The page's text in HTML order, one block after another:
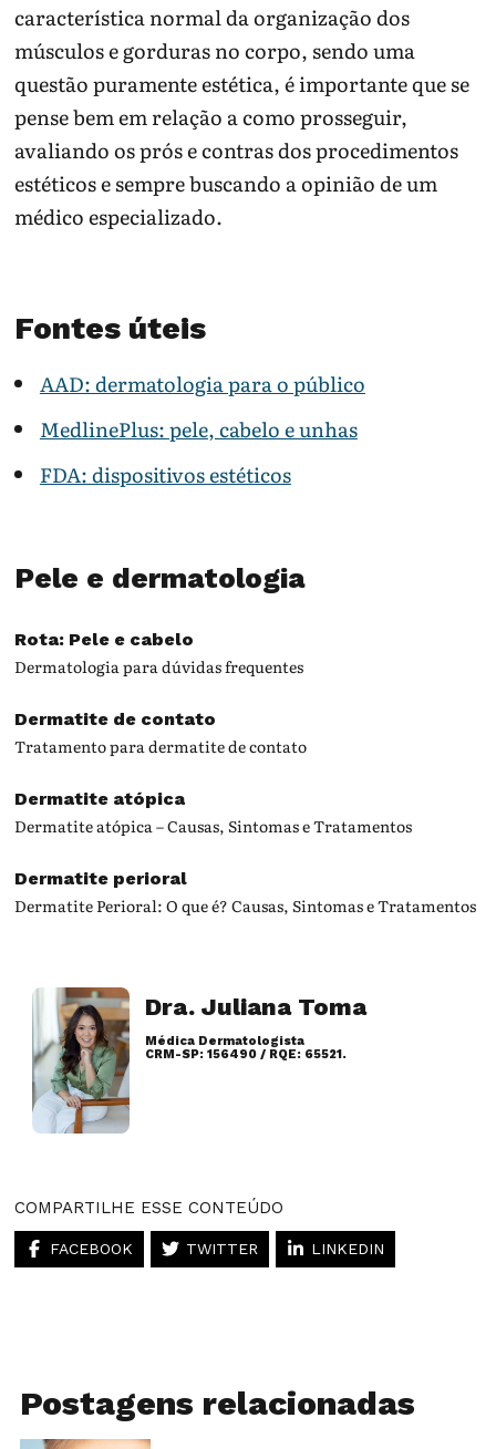
característica normal da organização dos
músculos e gorduras no corpo, sendo uma
questão puramente estética, é importante que se
pense bem em relação a como prosseguir,
avaliando os prós e contras dos procedimentos
estéticos e sempre buscando a opinião de um
médico especializado.
Fontes úteis
AAD: dermatologia para o público
MedlinePlus: pele, cabelo e unhas
FDA: dispositivos estéticos
Pele e dermatologia
Rota: Pele e cabelo
Dermatologia para dúvidas frequentes
Dermatite de contato
Tratamento para dermatite de contato
Dermatite atópica
Dermatite atópica – Causas, Sintomas e Tratamentos
Dermatite perioral
Dermatite Perioral: O que é? Causas, Sintomas e Tratamentos
Dra. Juliana Toma
Médica Dermatologista
CRM-SP: 156490 / RQE: 65521.
COMPARTILHE ESSE CONTEÚDO
FACEBOOK TWITTER LINKEDIN
Postagens relacionadas